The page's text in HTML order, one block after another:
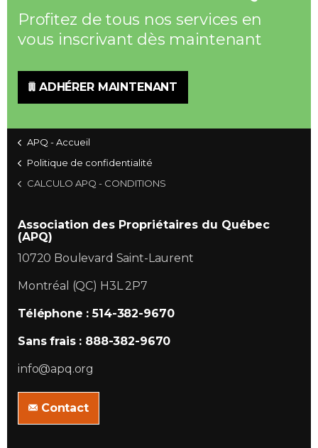
Profitez de tous nos services en
vous inscrivant dès maintenant
ADHÉRER MAINTENANT
APQ - Accueil
Politique de confidentialité
CALCULO APQ - CONDITIONS
Association des Propriétaires du Québec
(APQ)
10720 Boulevard Saint-Laurent
Montréal (QC) H3L 2P7
Téléphone : 514-382-9670
Sans frais : 888-382-9670
info@apq.org
Contact